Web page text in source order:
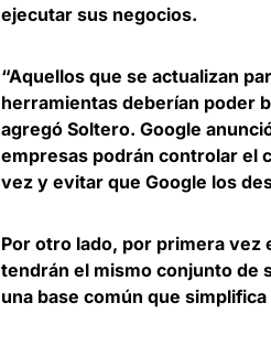
ejecutar sus negocios.
“Aquellos que se actualizan
herramientas deberían poder
agregó Soltero. Google
empresas podrán controlar el
vez y evitar que Google los
Por otro lado, por primera vez
tendrán el mismo conjunto de
una base común que